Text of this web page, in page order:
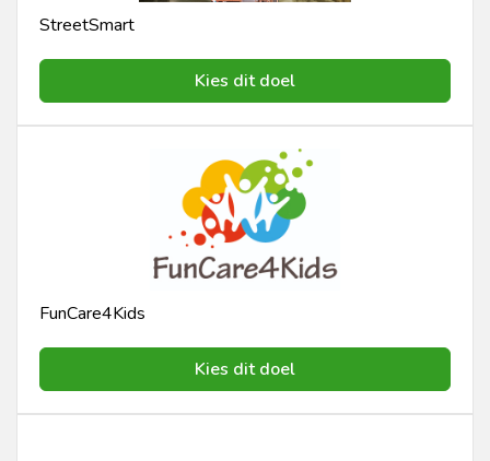
StreetSmart
Kies dit doel
FunCare4Kids
Kies dit doel